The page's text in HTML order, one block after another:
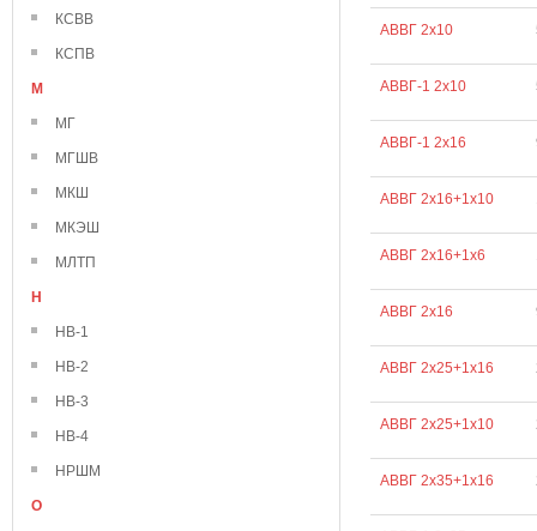
КСВВ
КСПВ
М
МГ
МГШВ
МКШ
МКЭШ
МЛТП
Н
НВ-1
НВ-2
НВ-3
НВ-4
НРШМ
О
АВВГ 2х10
АВВГ-1 2х10
АВВГ-1 2х16
АВВГ 2х16+1х10
АВВГ 2х16+1х6
АВВГ 2х16
АВВГ 2х25+1х16
АВВГ 2х25+1х10
АВВГ 2х35+1х16